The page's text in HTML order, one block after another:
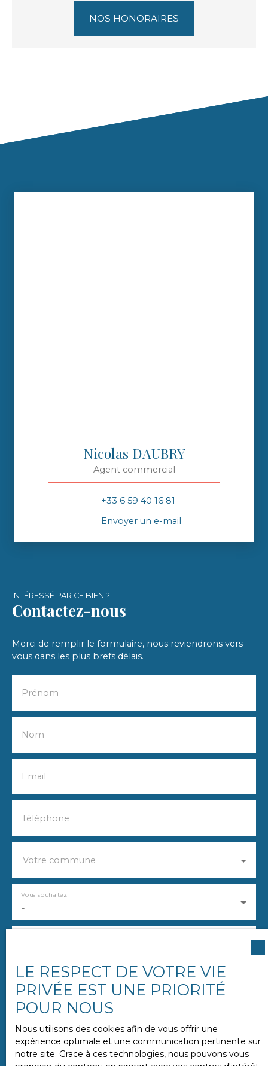
NOS HONORAIRES
Nicolas DAUBRY
Agent commercial
+33 6 59 40 16 81
Envoyer un e-mail
INTÉRESSÉ PAR CE BIEN ?
Contactez-nous
Merci de remplir le formulaire, nous reviendrons vers
vous dans les plus brefs délais.
Prénom
Nom
Email
Téléphone
Votre commune
-
Vous souhaitez
J'accepte le traitement de mes données
personnelles conformément au RGPD. Si vous ne
souhaitez pas faire l'objet de prospection
vous inscrire gratuitement sur la liste d'opposition
au démarchage téléphonique, prévu par l'article
L223-1 du code de la consommation, sur le site
LE RESPECT DE VOTRE VIE
PRIVÉE EST UNE PRIORITÉ
POUR NOUS
Nous utilisons des cookies afin de vous offrir une
expérience optimale et une communication pertinente sur
notre site. Grace à ces technologies, nous pouvons vous